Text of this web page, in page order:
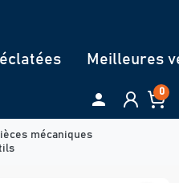
Meilleures
 0
mécaniques